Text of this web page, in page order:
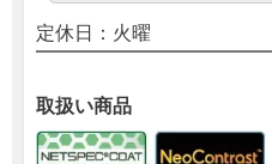
定休日：火曜
取扱い商品